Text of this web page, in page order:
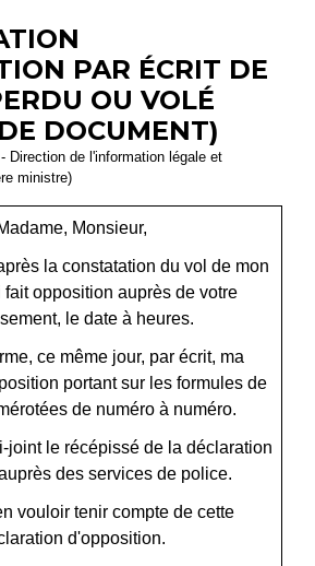
PAR ÉCRIT DE
OU VOLÉ
DOCUMENT)
Direction de l'information légale et
ministre)
Monsieur,
la constatation du vol de mon
fait opposition auprès de votre
le dateà heures.
ce même jour, par écrit, ma
portant sur les formules de
de numéro à numéro.
joint le récépissé de la déclaration
des services de police.
vouloir tenir compte de cette
d'opposition.